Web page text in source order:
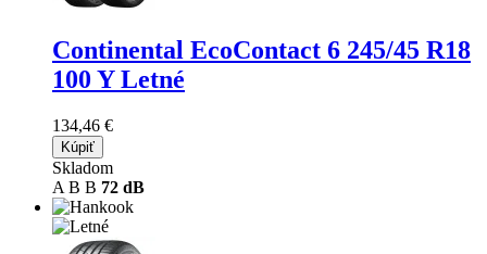
Continental EcoContact 6 245/45 R18
100 Y Letné
134,46 €
Kúpiť
Skladom
A B B 72 dB